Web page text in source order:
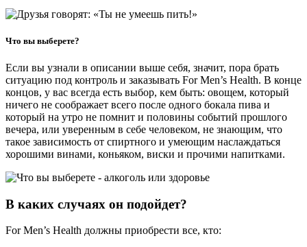
Что вы выберете?
Если вы узнали в описании выше себя, значит, пора брать
ситуацию под контроль и заказывать For Men’s Health. В конце
концов, у вас всегда есть выбор, кем быть: овощем, который
ничего не соображает всего после одного бокала пива и
который на утро не помнит и половины событий прошлого
вечера, или уверенным в себе человеком, не знающим, что
такое зависимость от спиртного и умеющим наслаждаться
хорошими винами, коньяком, виски и прочими напитками.
В каких случаях он подойдет?
For Men’s Health должны приобрести все, кто: